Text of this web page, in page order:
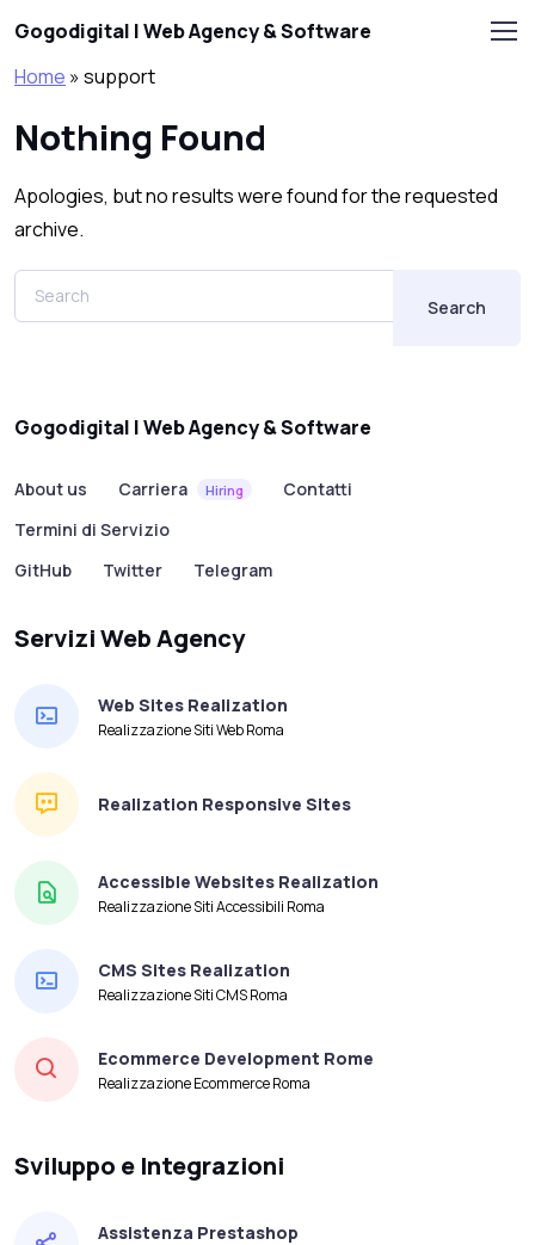
Gogodigital | Web Agency & Software
Home »support
Nothing Found
Apologies, but no results were found for the requested
archive.
Search
Gogodigital | Web Agency & Software
About us Carriera Hiring
Contatti
Termini di Servizio
GitHub
Twitter Telegram
Servizi Web Agency
Web Sites Realization
Realizzazione Siti Web Roma
Realization Responsive Sites
Accessible Websites Realization
Realizzazione Siti Accessibili Roma
CMS Sites Realization
Realizzazione Siti CMS Roma
Ecommerce Development Rome
Realizzazione Ecommerce Roma
Sviluppo e Integrazioni
Assistenza Prestashop